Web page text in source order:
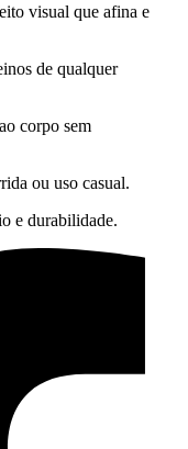
visual que afina e
de qualquer
corpo sem
ou uso casual.
e durabilidade.